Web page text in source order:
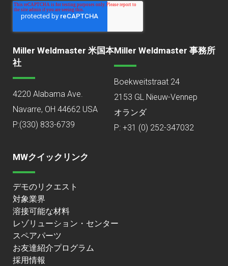
Miller Weldmaster 米国本
社
4220 Alabama Ave.
Navarre, OH 44662 USA
P:(330) 833-6739
Miller Weldmaster 事務所
Boekweitstraat 24
2153 GL Nieuw-Vennep
オランダ
P: +31 (0) 252-347032
MWクイックリンク
デモのリクエスト
対象業界
溶接可能な材料
レゾリューション・センター
スペアパーツ
お友達紹介プログラム
採用情報